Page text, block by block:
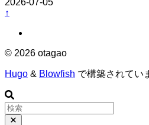
↑
© 2026 otagao
Hugo & Blowfish で構築されてい